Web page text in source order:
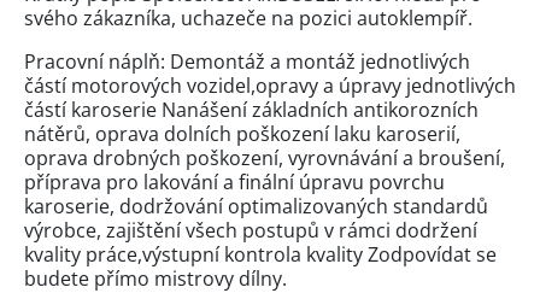
svého zákazníka, uchazeče na pozici autoklempíř.
Pracovní náplň: Demontáž a montáž jednotlivých
částí motorových vozidel,opravy a úpravy jednotlivých
částí karoserie Nanášení základních antikorozních
nátěrů, oprava dolních poškození laku karoserií,
oprava drobných poškození, vyrovnávání a broušení,
příprava pro lakování a finální úpravu povrchu
karoserie, dodržování optimalizovaných standardů
výrobce, zajištění všech postupů v rámci dodržení
kvality práce,výstupní kontrola kvality Zodpovídat se
budete přímo mistrovy dílny.